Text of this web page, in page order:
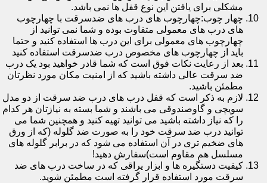
مشکلی برای یافتن این نوع قفل ها نمی باشد.
چهار چوب:چهارچوب های درب های ضدسرقت با چهارچوب
های درب های معمولی متفاوت بوده و شما نمی توانید از
چهارچوب های معمولی برای این درب ها استفاده کنید و حتما
باید از چهارچوب های مخصوص درب ضدسرقت استفاده کنید
بعد از رعایت نکات فوق است که شما قادر خواهید بود یک درب
ضد سرقت عالی داشته باشید که از امنیت مکان مورد نظرتان
مطمئن باشید.
لازم به ذکر است که قفل درب های درب ضد سرقت از دو مدل
سویچی و گاوصندوقی می باشند و شما بسته به نیازتان هر کدام
را که نیاز داشته باشید می توانید تهیه کنید و همچنین شما می
توانید درب ضد سرقت خود را به صورت ضد گلوله (که از ورق
های ضخیم تری در آن استفاده می شود که در برابر گلوله های
مسلسل هم مقاوم است)سفارش دهید!
کیفیت دستگیره ها و ابزار یراقی که در ساخت درب های ضد
سرقت مورد استفاده قرار گرفته است مطمئن شوید.